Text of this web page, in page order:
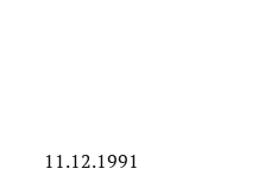
11.12.1991